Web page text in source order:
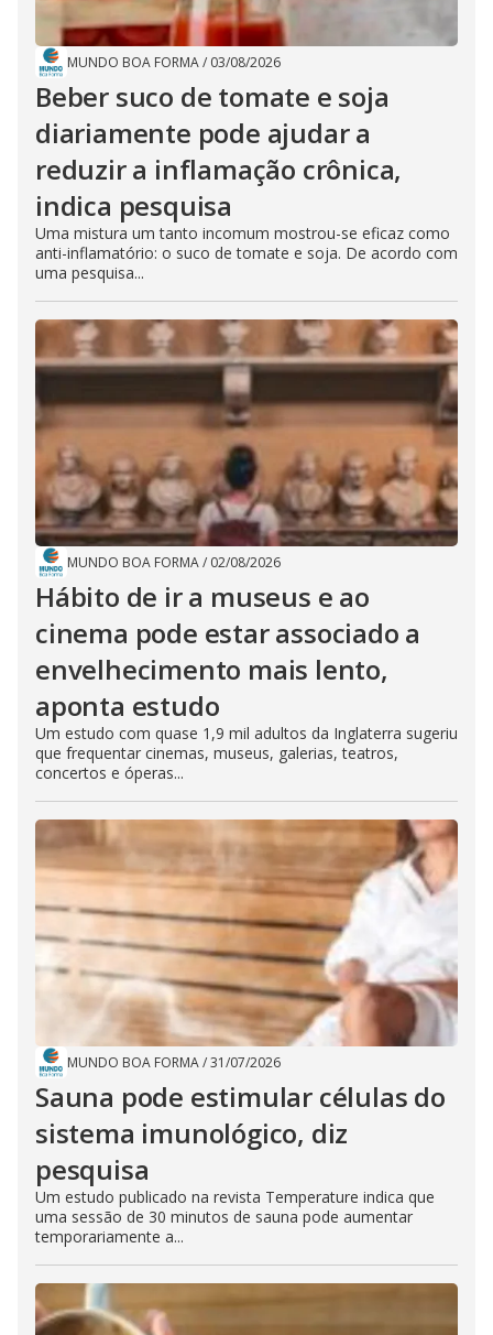
MUNDO BOA FORMA/ 03/08/2026
Beber suco de tomate e soja
diariamente pode ajudar a
reduzir a inflamação crônica,
indica pesquisa
Uma mistura um tanto incomum mostrou-se eficaz como
anti-inflamatório: o suco de tomate e soja. De acordo com
uma pesquisa...
MUNDO BOA FORMA/ 02/08/2026
Hábito de ir a museus e ao
cinema pode estar associado a
envelhecimento mais lento,
aponta estudo
Um estudo com quase 1,9 mil adultos da Inglaterra sugeriu
que frequentar cinemas, museus, galerias, teatros,
concertos e óperas...
MUNDO BOA FORMA/31/07/2026
Sauna pode estimular células do
sistema imunológico, diz
pesquisa
Um estudo publicado na revista Temperature indica que
uma sessão de 30 minutos de sauna pode aumentar
temporariamente a...